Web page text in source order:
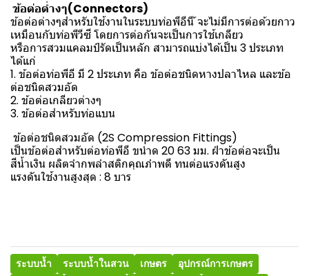
ข้อต่อต่ำงๆ(Connectors)
ข้อต่อต่างๆสำหรับใช้งานในระบบท่อพีอีนี ้จะไม่มีการต่อด้วยกาว
เหมือนกับท่อพีวีซี โดยการต่อกันจะเป็นการใช้เกลียว
หรือการสวมแคลมป์รัดเป็นหลัก สามารถแบ่งได้เป็น 3 ประเภท
ได้แก่
1. ข้อต่อท่อพีอี มี 2 ประเภท คือ ข้อต่อชนิดหางปลาไหล และข้อ
ต่อชนิดสวมอัด
2. ข้อต่อเกลียวต่างๆ
3. ข้อต่อสำหรับท่อแบน
ข้อต่อชนิดสวมอัด (2S Compression Fittings)
เป็นข้อต่อสำหรับต่อท่อพีอี ขนำด 20 63 มม. ฝำข้อต่อจะเป็น
สีน้ำเงิน ผลิตจำกพลำสติกคุณภำพดี ทนต่อแรงดันสูง
แรงดันใช้งานสูงสุด : 8 บาร
ระบบน้ำ ระบบน้ำในสวน เกษตร
อุปกรณ์การเกษตร